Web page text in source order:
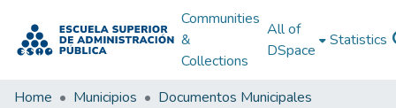
Communities
&
Collections
All of
DSpace
Statistics
Home Municipios
Documentos Municipales